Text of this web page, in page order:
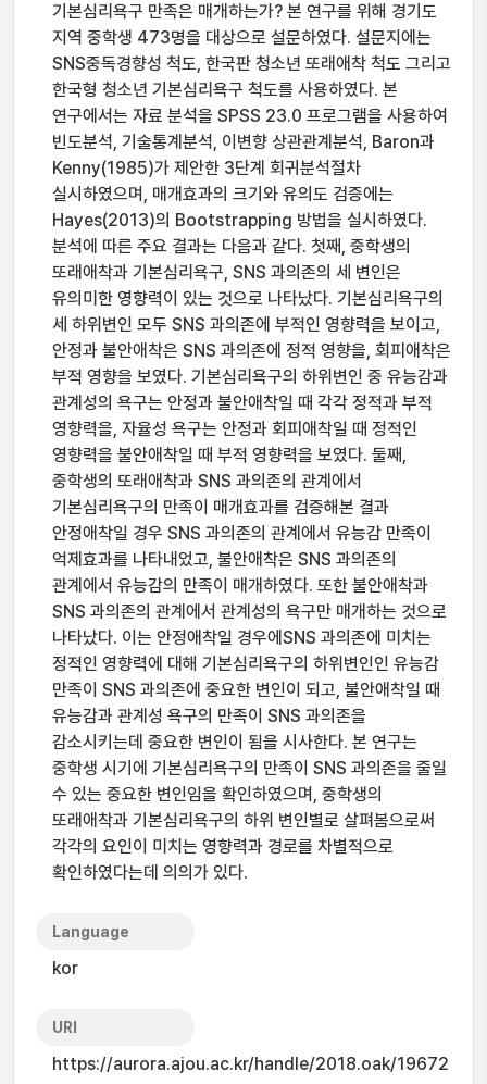
기본심리욕구 만족은 매개하는가? 본 연구를 위해 경기도
지역 중학생 473명을 대상으로 설문하였다. 설문지에는
SNS중독경향성 척도, 한국판 청소년 또래애착 척도 그리고
한국형 청소년 기본심리욕구 척도를 사용하였다. 본
연구에서는 자료 분석을 SPSS 23.0 프로그램을 사용하여
빈도분석, 기술통계분석, 이변향 상관관계분석, Baron과
Kenny(1985)가 제안한 3단계 회귀분석절차
실시하였으며, 매개효과의 크기와 유의도 검증에는
Hayes(2013)의 Bootstrapping 방법을 실시하였다.
분석에 따른 주요 결과는 다음과 같다. 첫째, 중학생의
또래애착과 기본심리욕구, SNS 과의존의 세 변인은
유의미한 영향력이 있는 것으로 나타났다. 기본심리욕구의
세 하위변인 모두 SNS 과의존에 부적인 영향력을 보이고,
안정과 불안애착은 SNS 과의존에 정적 영향을, 회피애착은
부적 영향을 보였다. 기본심리욕구의 하위변인 중 유능감과
관계성의 욕구는 안정과 불안애착일 때 각각 정적과 부적
영향력을, 자율성 욕구는 안정과 회피애착일 때 정적인
영향력을 불안애착일 때 부적 영향력을 보였다. 둘째,
중학생의 또래애착과 SNS 과의존의 관계에서
기본심리욕구의 만족이 매개효과를 검증해본 결과
안정애착일 경우 SNS 과의존의 관계에서 유능감 만족이
억제효과를 나타내었고, 불안애착은 SNS 과의존의
관계에서 유능감의 만족이 매개하였다. 또한 불안애착과
SNS 과의존의 관계에서 관계성의 욕구만 매개하는 것으로
나타났다. 이는 안정애착일 경우에SNS 과의존에 미치는
정적인 영향력에 대해 기본심리욕구의 하위변인인 유능감
만족이 SNS 과의존에 중요한 변인이 되고, 불안애착일 때
유능감과 관계성 욕구의 만족이 SNS 과의존을
감소시키는데 중요한 변인이 됨을 시사한다. 본 연구는
중학생 시기에 기본심리욕구의 만족이 SNS 과의존을 줄일
수 있는 중요한 변인임을 확인하였으며, 중학생의
또래애착과 기본심리욕구의 하위 변인별로 살펴봄으로써
각각의 요인이 미치는 영향력과 경로를 차별적으로
확인하였다는데 의의가 있다.
Language
kor
URI
https://aurora.ajou.ac.kr/handle/2018.oak/19672